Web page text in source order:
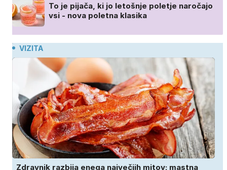
To je pijača, ki jo letošnje poletje naročajo
vsi - nova poletna klasika
VIZITA
Zdravnik razbija enega največjih mitov: mastna